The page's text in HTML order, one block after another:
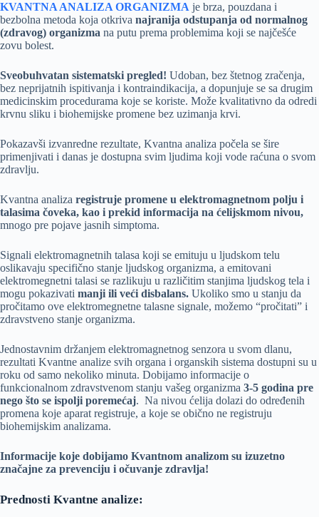
KVANTNA ANALIZA ORGANIZMA je brza, pouzdana i
bezbolna metoda koja otkriva najranija odstupanja od normalnog
(zdravog) organizma na putu prema problemima koji se najčešće
zovu bolest.
Sveobuhvatan sistematski pregled! Udoban, bez štetnog zračenja,
bez neprijatnih ispitivanja i kontraindikacija, a dopunjuje se sa drugim
medicinskim procedurama koje se koriste. Može kvalitativno da odredi
krvnu sliku i biohemijske promene bez uzimanja krvi.
Pokazavši izvanredne rezultate, Kvantna analiza počela se šire
primenjivati i danas je dostupna svim ljudima koji vode raćuna o svom
zdravlju.
Kvantna analiza registruje promene u elektromagnetnom polju i
talasima čoveka, kao i prekid informacija na ćelijskmom nivou,
mnogo pre pojave jasnih simptoma.
Signali elektromagnetnih talasa koji se emituju u ljudskom telu
oslikavaju specifično stanje ljudskog organizma, a emitovani
elektromegnetni talasi se razlikuju u različitim stanjima ljudskog tela i
mogu pokazivati manji ili veći disbalans. Ukoliko smo u stanju da
pročitamo ove elektromegnetne talasne signale, možemo “pročitati” i
zdravstveno stanje organizma.
Jednostavnim držanjem elektromagnetnog senzora u svom dlanu,
rezultati Kvantne analize svih organa i organskih sistema dostupni su u
roku od samo nekoliko minuta. Dobijamo informacije o
funkcionalnom zdravstvenom stanju vašeg organizma 3-5 godina pre
nego što se ispolji poremećaj. Na nivou ćelija dolazi do određenih
promena koje aparat registruje, a koje se obično ne registruju
biohemijskim analizama.
Informacije koje dobijamo Kvantnom analizom su izuzetno
značajne za prevenciju i očuvanje zdravlja!
Prednosti Kvantne analize: